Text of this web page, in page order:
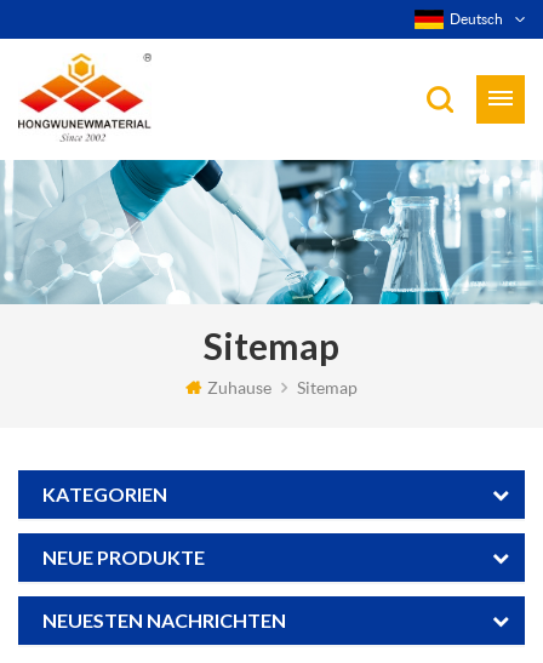
Deutsch
Sitemap
Zuhause Sitemap
KATEGORIEN
NEUE PRODUKTE
NEUESTEN NACHRICHTEN